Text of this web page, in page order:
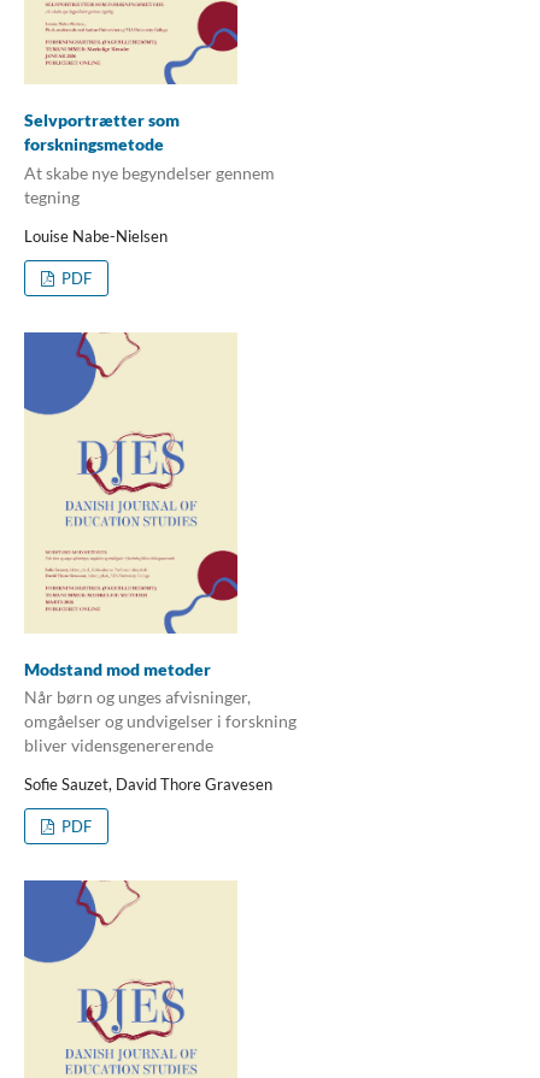
Selvportrætter som
forskningsmetode
At skabe nye begyndelser gennem
tegning
Louise Nabe-Nielsen
PDF
Modstand mod metoder
Når børn og unges afvisninger,
omgåelser og undvigelser i forskning
bliver vidensgenererende
Sofie Sauzet, David Thore Gravesen
PDF